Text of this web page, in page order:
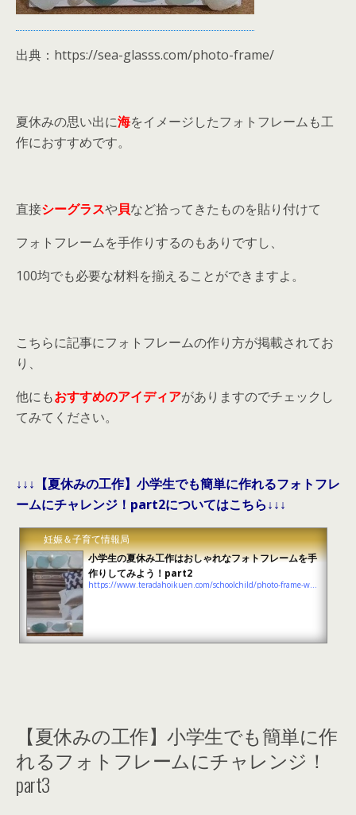
出典：https://sea-glasss.com/photo-frame/
夏休みの思い出に海をイメージしたフォトフレームも工
作におすすめです。
直接シーグラスや貝など拾ってきたものを貼り付けて
フォトフレームを手作りするのもありですし、
100均でも必要な材料を揃えることができますよ。
こちらに記事にフォトフレームの作り方が掲載されてお
り、
他にもおすすめのアイディアがありますのでチェックし
てみてください。
↓↓↓【夏休みの工作】小学生でも簡単に作れるフォトフレ
ームにチャレンジ！part2についてはこちら↓↓↓
妊娠＆子育て情報局
小学生の夏休み工作はおしゃれなフォトフレームを手
作りしてみよう！part2
https://www.teradahoikuen.com/schoolchild/photo-frame-work-2
【夏休みの工作】小学生でも簡単に作
れるフォトフレームにチャレンジ！
part3